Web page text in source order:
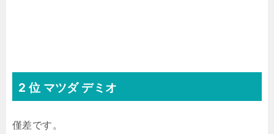
2 位 マツダ デミオ
僅差です。